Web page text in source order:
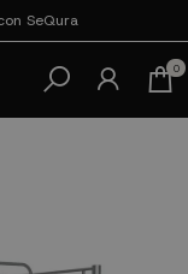
SeQura
0